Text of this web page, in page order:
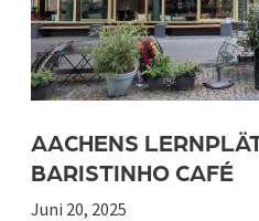
AACHENS
BARISTINHO CAFÉ
Juni 20, 2025